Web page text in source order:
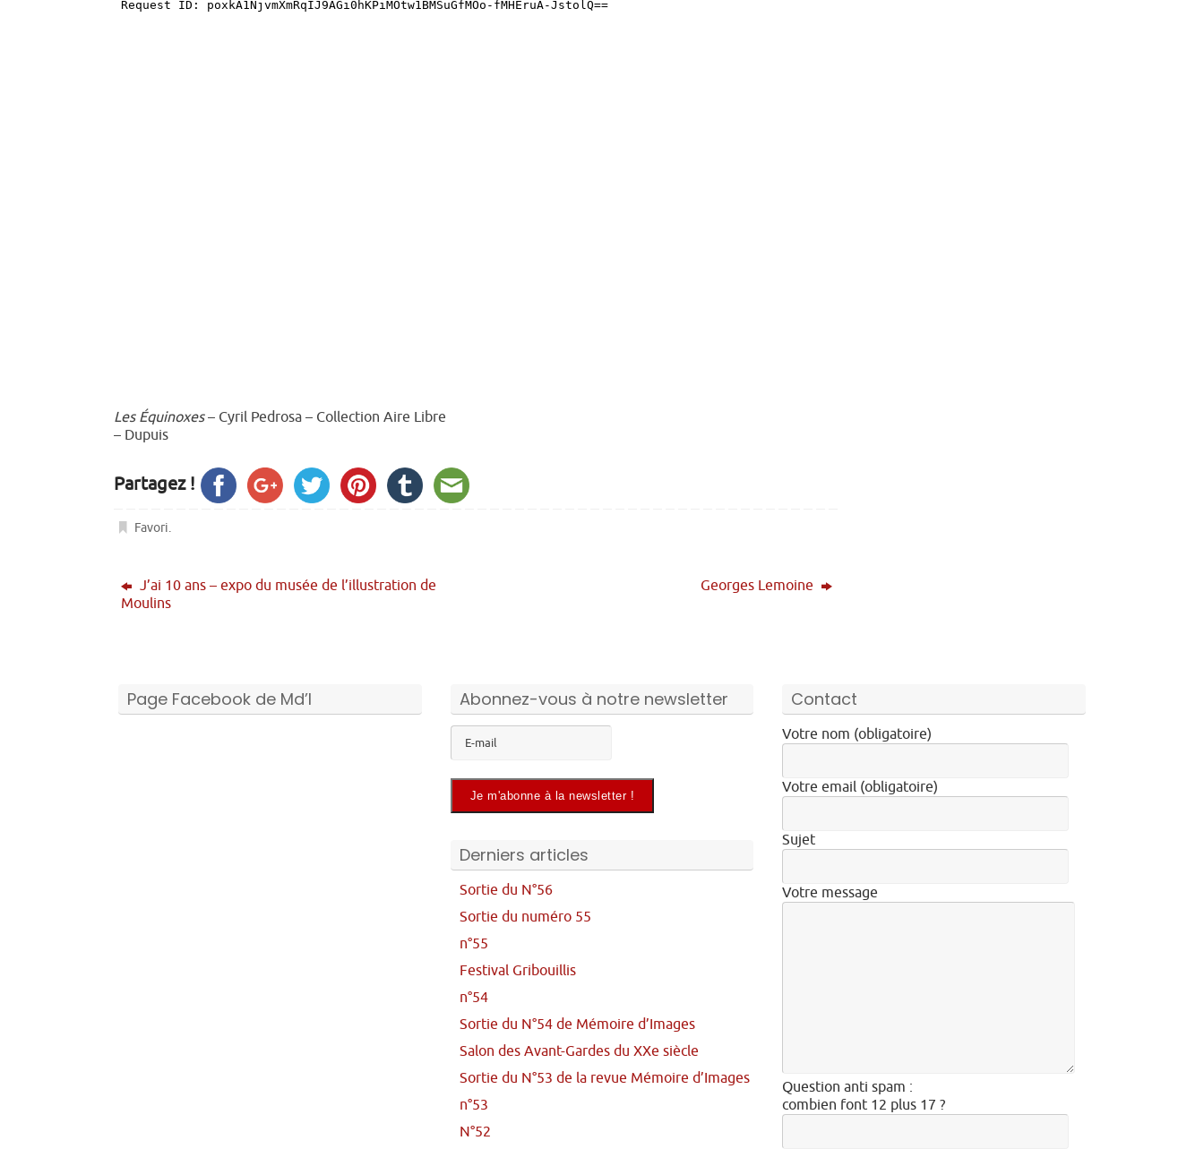
Les Équinoxes– Cyril Pedrosa – Collection Aire Libre
– Dupuis
Partagez !
Favori.
J’ai 10 ans – expo du musée de l’illustration de
Moulins
Georges Lemoine
Page Facebook de Md’I Abonnez-vous à notre newsletter
Derniers articles
Sortie du N°56
Sortie du numéro 55
n°55
Festival Gribouillis
n°54
Sortie du N°54 de Mémoire d’Images
Salon des Avant-Gardes du XXe siècle
Sortie du N°53 de la revue Mémoire d’Images
n°53
N°52
Contact
Votre nom (obligatoire)
Votre email (obligatoire)
Sujet
Votre message
Question anti spam :
combien font 12 plus 17 ?